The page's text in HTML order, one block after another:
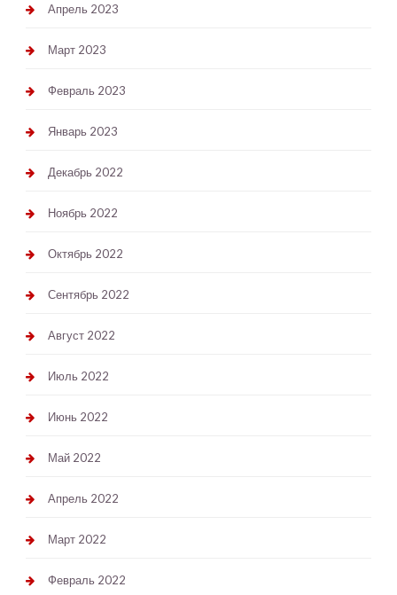
Апрель 2023
Март 2023
Февраль 2023
Январь 2023
Декабрь 2022
Ноябрь 2022
Октябрь 2022
Сентябрь 2022
Август 2022
Июль 2022
Июнь 2022
Май 2022
Апрель 2022
Март 2022
Февраль 2022